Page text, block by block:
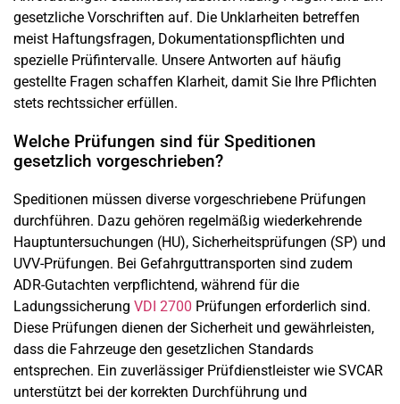
gesetzliche Vorschriften auf. Die Unklarheiten betreffen
meist Haftungsfragen, Dokumentationspflichten und
spezielle Prüfintervalle. Unsere Antworten auf häufig
gestellte Fragen schaffen Klarheit, damit Sie Ihre Pflichten
stets rechtssicher erfüllen.
Welche Prüfungen sind für Speditionen
gesetzlich vorgeschrieben?
Speditionen müssen diverse vorgeschriebene Prüfungen
durchführen. Dazu gehören regelmäßig wiederkehrende
Hauptuntersuchungen (HU), Sicherheitsprüfungen (SP) und
UVV-Prüfungen. Bei Gefahrguttransporten sind zudem
ADR-Gutachten verpflichtend, während für die
Ladungssicherung VDI 2700 Prüfungen erforderlich sind.
Diese Prüfungen dienen der Sicherheit und gewährleisten,
dass die Fahrzeuge den gesetzlichen Standards
entsprechen. Ein zuverlässiger Prüfdienstleister wie SVCAR
unterstützt bei der korrekten Durchführung und